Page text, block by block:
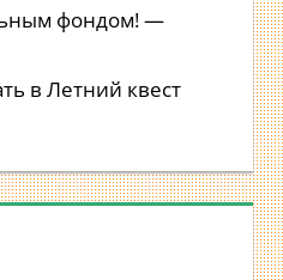
фондом! —
в Летний квест